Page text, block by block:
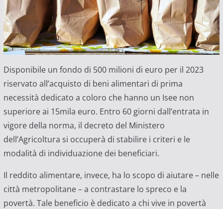
Disponibile un fondo di 500 milioni di euro per il 2023
riservato all’acquisto di beni alimentari di prima
necessità dedicato a coloro che hanno un Isee non
superiore ai 15mila euro. Entro 60 giorni dall’entrata in
vigore della norma, il decreto del Ministero
dell’Agricoltura si occuperà di stabilire i criteri e le
modalità di individuazione dei beneficiari.
Il reddito alimentare, invece, ha lo scopo di aiutare – nelle
città metropolitane – a contrastare lo spreco e la
povertà. Tale beneficio è dedicato a chi vive in povertà